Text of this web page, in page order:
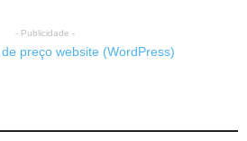
- Publicidade -